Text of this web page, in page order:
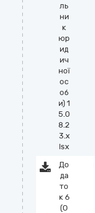
ль
ни
к
юр
ид
ич
ної
ос
об
и) 1
5.0
8.2
3.x
lsx
До
да
то
к 6
(О